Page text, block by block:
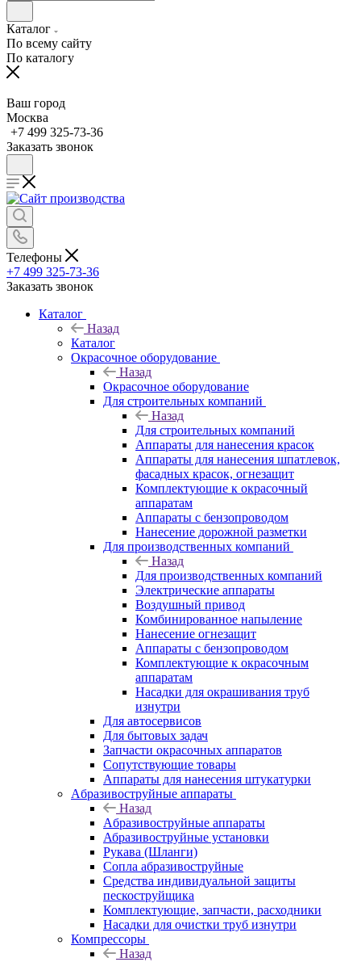
Каталог
По всему сайту
По каталогу
Ваш город
Москва
+7 499 325-73-36
Заказать звонок
Телефоны
+7 499 325-73-36
Заказать звонок
Каталог
Назад
Каталог
Окрасочное оборудование
Назад
Окрасочное оборудование
Для строительных компаний
Назад
Для строительных компаний
Аппараты для нанесения красок
Аппараты для нанесения шпатлевок,
фасадных красок, огнезащит
Комплектующие к окрасочный
аппаратам
Аппараты с бензопроводом
Нанесение дорожной разметки
Для производственных компаний
Назад
Для производственных компаний
Электрические аппараты
Воздушный привод
Комбинированное напыление
Нанесение огнезащит
Аппараты с бензопроводом
Комплектующие к окрасочным
аппаратам
Насадки для окрашивания труб
изнутри
Для автосервисов
Для бытовых задач
Запчасти окрасочных аппаратов
Сопутствующие товары
Аппараты для нанесения штукатурки
Aбразивоструйные аппараты
Назад
Aбразивоструйные аппараты
Абразивоструйные установки
Рукава (Шланги)
Сопла абразивоструйные
Средства индивидуальной защиты
пескоструйщика
Комплектующие, запчасти, расходники
Насадки для очистки труб изнутри
Компрессоры
Назад